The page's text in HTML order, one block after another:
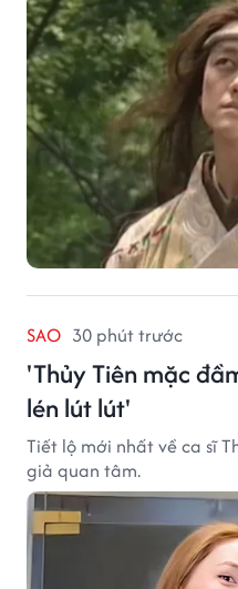
SAO 30 phút trước
'Thủy Tiên mặc
lén lút lút'
Tiết lộ mới nhất về ca sĩ
giả quan tâm.